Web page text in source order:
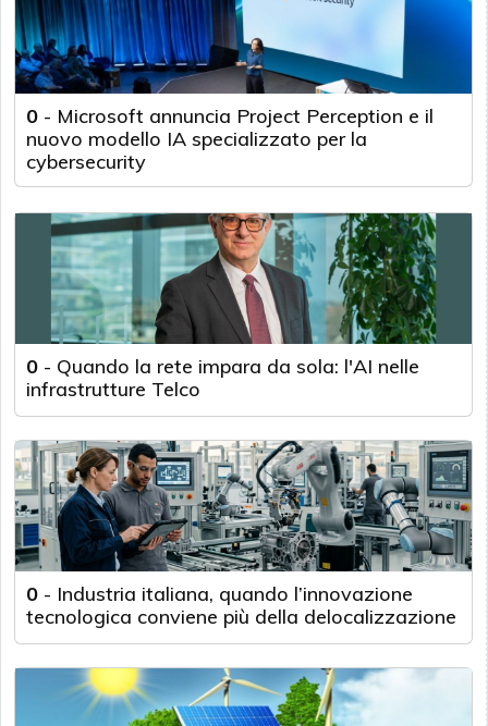
0 - Microsoft annuncia Project Perception e il
nuovo modello IA specializzato per la
cybersecurity
0 - Quando la rete impara da sola: l'AI nelle
infrastrutture Telco
0 - Industria italiana, quando l’innovazione
tecnologica conviene più della delocalizzazione